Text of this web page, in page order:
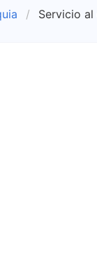
Servicio